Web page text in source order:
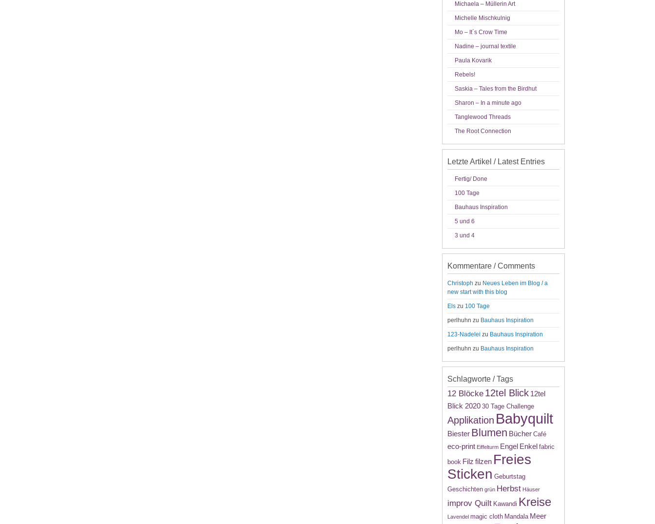
Michaela – Müllerin Art
Michelle Mischkulnig
Mo – It´s Crow Time
Nadine – journal textile
Paula Kovarik
Rebels!
Saskia – Tales from the Birdhut
Sharon – In a minute ago
Tanglewood Threads
The Root Connection
Letzte Artikel / Latest Entries
Fertig/ Done
100 Tage
Bauhaus Inspiration
5 und 6
3 und 4
Kommentare / Comments
Christoph zu Neues Leben im Blog / a
new start with this blog
Els zu 100 Tage
perlhuhn zu Bauhaus Inspiration
123-Nadelei zu Bauhaus Inspiration
perlhuhn zu Bauhaus Inspiration
Schlagworte / Tags
12 Blöcke 12tel Blick 12tel
Blick 2020 30 Tage Challenge
Applikation Babyquilt
Biester Blumen Bücher Café
eco-print Eiffelturm Engel Enkel fabric
book Filz filzen Freies
Sticken Geburtstag
Geschichten grün Herbst Häuser
improv Quilt Kawandi Kreise
Lavendel magic cloth Mandala Meer